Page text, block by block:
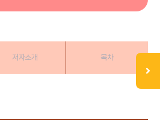
저자소개 목차